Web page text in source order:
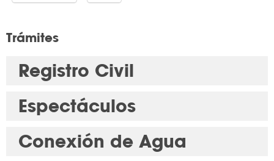
Trámites
Registro Civil
Espectáculos
Conexión de Agua